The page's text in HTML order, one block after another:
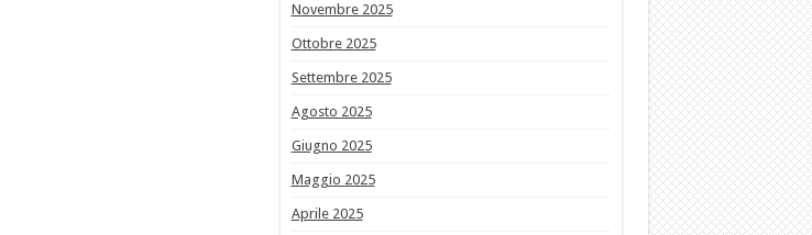
Novembre 2025
Ottobre 2025
Settembre 2025
Agosto 2025
Giugno 2025
Maggio 2025
Aprile 2025